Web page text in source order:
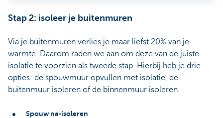
Stap 2: isoleer je buitenmuren
Via je buitenmuren verlies je maar liefst 20% van je
warmte. Daarom raden we aan om deze van de juiste
isolatie te voorzien als tweede stap. Hierbij heb je drie
opties: de spouwmuur opvullen met isolatie, de
buitenmuur isoleren of de binnenmuur isoleren.
Spouw na-isoleren